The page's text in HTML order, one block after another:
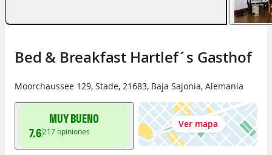
Bed & Breakfast Hartlef´s Gasthof
Moorchaussee 129, Stade, 21683, Baja Sajonia, Alemania
MUY BUENO
7.6217opiniones
Ver mapa